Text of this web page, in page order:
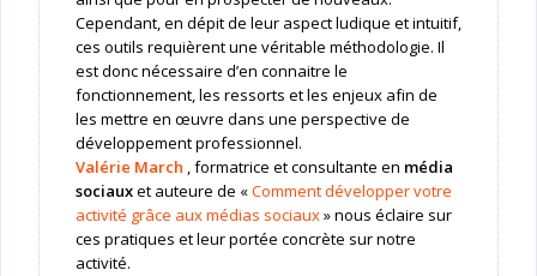
Cependant, en dépit de leur aspect ludique et intuitif,
ces outils requièrent une véritable méthodologie. Il
est donc nécessaire d’en connaitre le
fonctionnement, les ressorts et les enjeux afin de
les mettre en œuvre dans une perspective de
développement professionnel.
Valérie March , formatrice et consultante en média
sociauxet auteure de «Comment développer votre
activité grâce aux médias sociaux» nous éclaire sur
ces pratiques et leur portée concrète sur notre
activité.